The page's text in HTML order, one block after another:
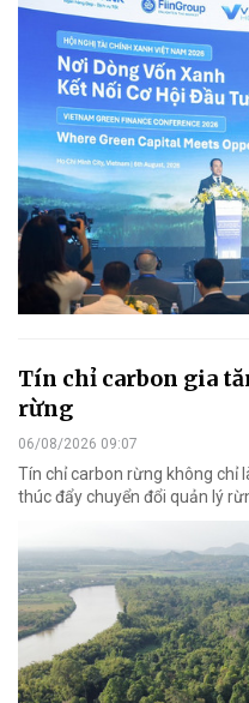
Tín chỉ carbon gia
rừng
06/08/2026 09:07
Tín chỉ carbon rừng không chỉ
thúc đẩy chuyển đổi quản lý